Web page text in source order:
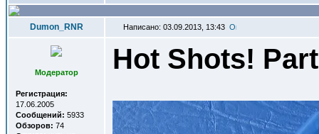
Dumon_RNR Написано: 03.09.2013, 13:43
Модератор
Регистрация:
17.06.2005
Сообщений: 5933
Обзоров: 74
Hot Shots!